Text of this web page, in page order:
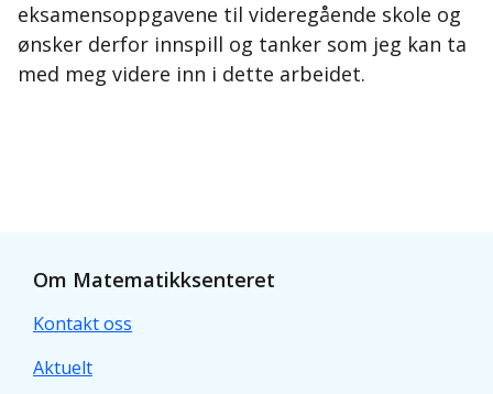
eksamensoppgavene til videregående skole og
ønsker derfor innspill og tanker som jeg kan ta
med meg videre inn i dette arbeidet.
Om Matematikksenteret
Kontakt oss
Aktuelt